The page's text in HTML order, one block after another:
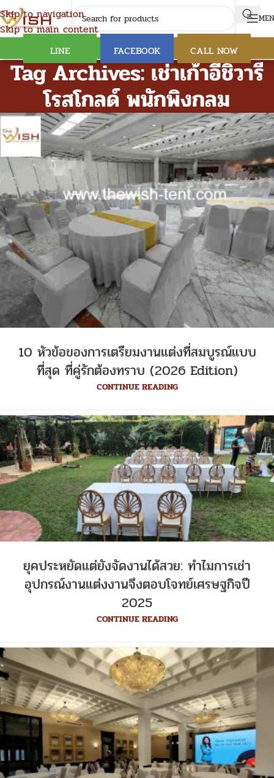
Skip to navigation
Skip to main content
LINE FACEBOOK CALL NOW
Tag Archives: เช่าเก้าอี้ชิวารี
โรสโกลด์ พนักพิงกลม
10 หัวข้อของการเตรียมงานแต่งที่สมบูรณ์แบบ
ที่สุด ที่คู่รักต้องทราบ (2026 Edition)
CONTINUE READING
ยุคประหยัดแต่ยังจัดงานได้สวย: ทำไมการเช่า
อุปกรณ์งานแต่งงานจึงตอบโจทย์เศรษฐกิจปี
2025
CONTINUE READING